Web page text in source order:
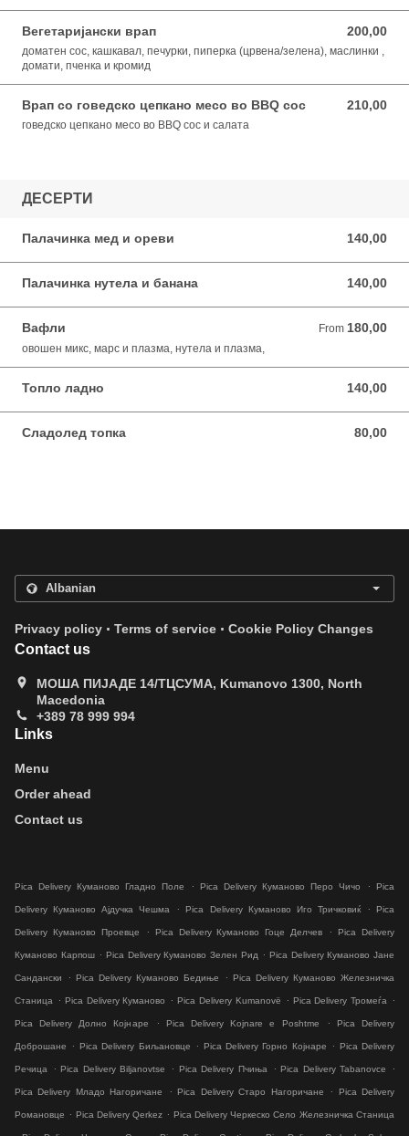
Вегетаријански врап 200,00
200,00 MKD
доматен сос, кашкавал, печурки, пиперка (црвена/зелена), маслинки ,
домати, пченка и кромид
Врап со говедско цепкано месо во BBQ сос 210,00
210,00 MKD
говедско цепкано месо во BBQ сос и салата
ДЕСЕРТИ
Палачинка мед и ореви 140,00
140,00 MKD
Палачинка нутела и банана 140,00
140,00 MKD
Вафли From 180,00
From 180,00 MKD
овошен микс, марс и плазма, нутела и плазма,
Топло ладно 140,00
140,00 MKD
Сладолед топка 80,00
80,00 MKD
Privacy policy . Terms of service . Cookie Policy Changes
Contact us
МОША ПИЈАДЕ 14/ТЦСУМА, Kumanovo 1300, North
Macedonia
+389 78 999 994
Links
Menu
Order ahead
Contact us
Pica Delivery Куманово Гладно Поле . Pica Delivery Куманово Перо Чичо . Pica
Delivery Куманово Ајдучка Чешма . Pica Delivery Куманово Иго Тричковиќ . Pica
Delivery Куманово Проевце . Pica Delivery Куманово Гоце Делчев . Pica Delivery
Куманово Карпош . Pica Delivery Куманово Зелен Рид . Pica Delivery Куманово Јане
Сандански . Pica Delivery Куманово Бедиње . Pica Delivery Куманово Железничка
Станица . Pica Delivery Куманово . Pica Delivery Kumanovë . Pica Delivery Тромеѓа .
Pica Delivery Долно Коjнаре . Pica Delivery Kojnare e Poshtme . Pica Delivery
Доброшане . Pica Delivery Биљановце . Pica Delivery Горно Коjнаре . Pica Delivery
Речица . Pica Delivery Biljanovtse . Pica Delivery Пчиња . Pica Delivery Tabanovce .
Pica Delivery Младо Нагоричане . Pica Delivery Старо Нагоричане . Pica Delivery
Романовце . Pica Delivery Qerkez . Pica Delivery Черкеско Село Железничка Станица